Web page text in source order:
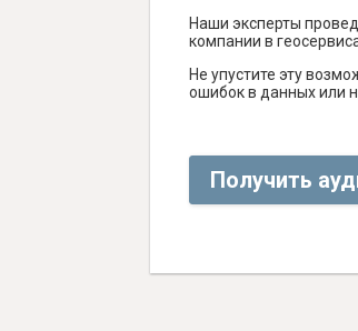
Наши эксперты
компании в
Не упустите эту
ошибок в данных или
Получить